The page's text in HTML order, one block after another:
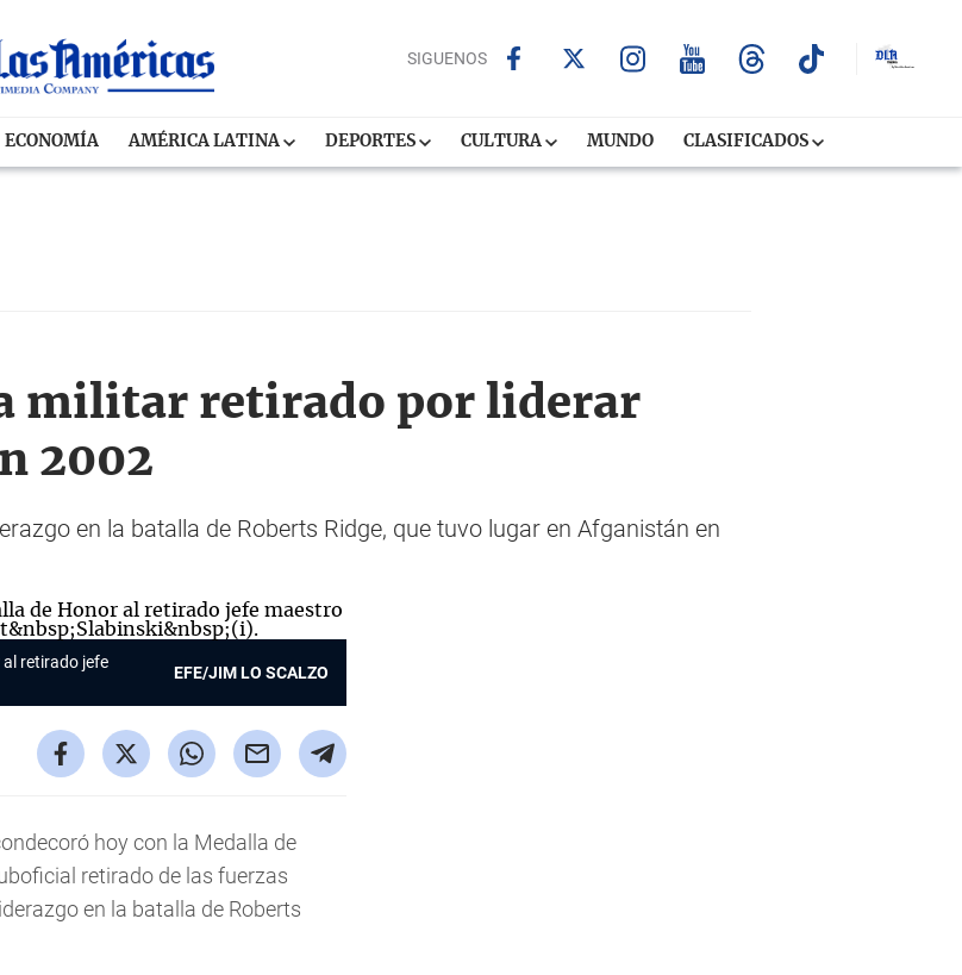
SIGUENOS
ECONOMÍA AMÉRICA LATINA DEPORTES CULTURA MUNDO CLASIFICADOS
militar retirado por liderar
2002
en la batalla de Roberts Ridge, que tuvo lugar en Afganistán en
retirado jefe
EFE/JIM LO SCALZO
hoy con la Medalla de
retirado de las fuerzas
en la batalla de Roberts